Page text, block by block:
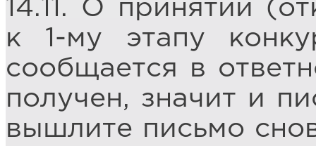
14.11. О принятии
к 1-му этапу
сообщается в
получен, значит и
вышлите письмо